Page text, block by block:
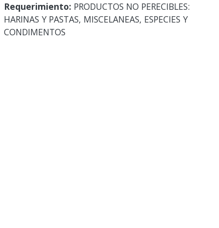
Requerimiento: PRODUCTOS NO PERECIBLES:
HARINAS Y PASTAS, MISCELANEAS, ESPECIES Y
CONDIMENTOS